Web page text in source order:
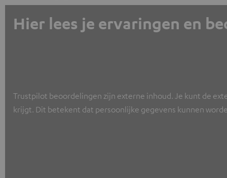
Hier lees je ervaringen en
Trustpilot beoordelingen zijn externe inhoud. Je kunt de
krijgt. Dit betekent dat persoonlijke gegevens kunnen